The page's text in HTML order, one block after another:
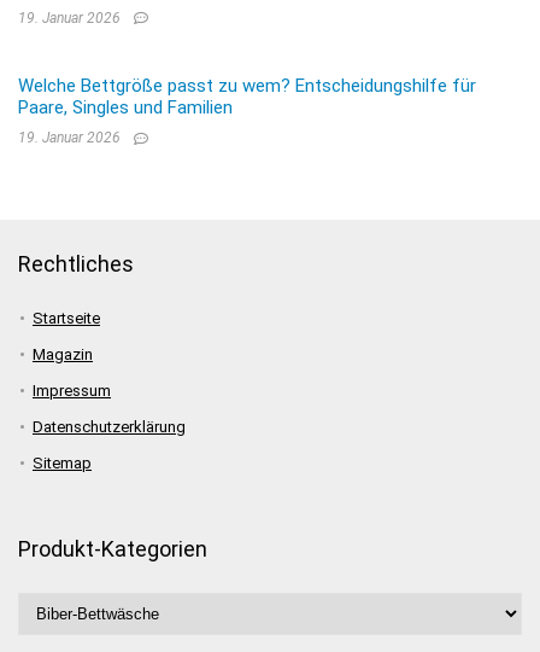
19. Januar 2026
Welche Bettgröße passt zu wem? Entscheidungshilfe für
Paare, Singles und Familien
19. Januar 2026
Rechtliches
Startseite
Magazin
Impressum
Datenschutzerklärung
Sitemap
Produkt-Kategorien